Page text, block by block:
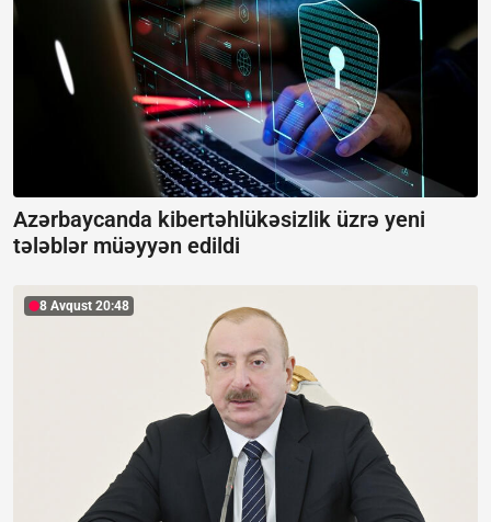
Azərbaycanda kibertəhlükəsizlik üzrə yeni
tələblər müəyyən edildi
8 Avqust 20:48